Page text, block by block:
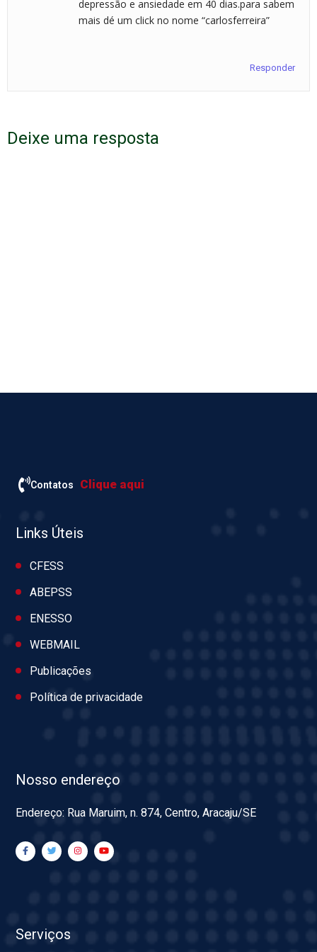
depressão e ansiedade em 40 dias.para sabem
mais dé um click no nome “carlosferreira”
Responder
Deixe uma resposta
Contatos Clique aqui
Links Úteis
CFESS
ABEPSS
ENESSO
WEBMAIL
Publicações
Política de privacidade
Nosso endereço
Endereço: Rua Maruim, n. 874, Centro, Aracaju/SE
Serviços